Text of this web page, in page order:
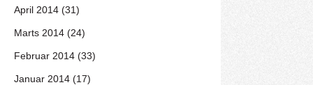
April 2014 (31)
Marts 2014 (24)
Februar 2014 (33)
Januar 2014 (17)